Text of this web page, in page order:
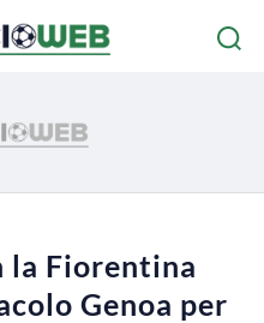
la Fiorentina
Genoa per